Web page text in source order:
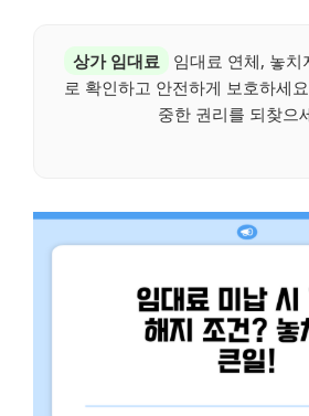
상가 임대료
임대료 연체, 놓
로 확인하고 안전하게 보호하세
중한 권리를 되찾으